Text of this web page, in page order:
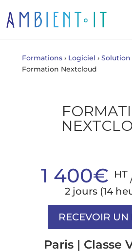
Formations › Logiciel ›
Formation Nextcloud
1 400€ HT
2 jours (14
Paris | Classe